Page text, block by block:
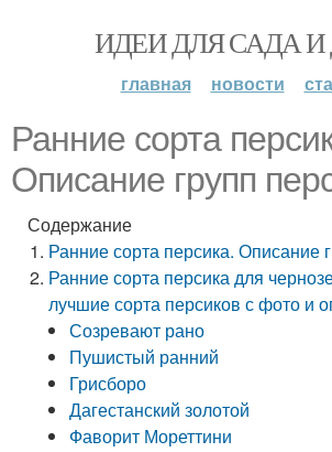
ИДЕИ ДЛЯ САДА И
главная новости
Ранние сорта
Описание групп
Содержание
Ранние сорта персика. Описание
Ранние сорта персика для
лучшие сорта персиков с фото и
Созревают рано
Пушистый ранний
Грисборо
Дагестанский золотой
Фаворит Мореттини